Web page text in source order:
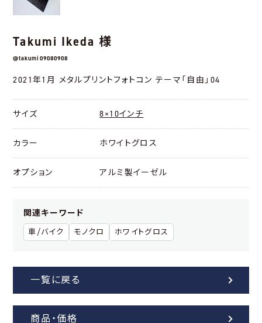
Takumi Ikeda 様
@takumi09080908
2021年1月 メタルプリントフォトコン テーマ「自由」04
サイズ 8×10インチ
カラー ホワイトグロス
オプション アルミ製イーゼル
関連キーワード
車/バイク モノクロ ホワイトグロス
一覧に戻る
商品・価格